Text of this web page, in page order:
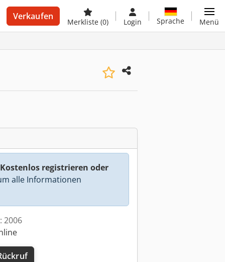
Verkaufen
Merkliste (0) Login Sprache Menü
Kostenlos registrieren oder
alle Informationen
2006